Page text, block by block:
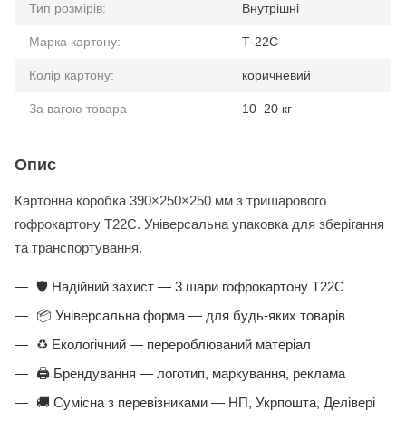
Тип розмірів: Внутрішні
Марка картону: Т-22С
Колір картону: коричневий
За вагою товара 10–20 кг
Опис
Картонна коробка 390×250×250 мм з тришарового
гофрокартону Т22С. Універсальна упаковка для зберігання
та транспортування.
🛡️ Надійний захист — 3 шари гофрокартону Т22С
📦 Універсальна форма — для будь-яких товарів
♻️ Екологічний — перероблюваний матеріал
🖨️ Брендування — логотип, маркування, реклама
🚚 Сумісна з перевізниками — НП, Укрпошта, Делівері